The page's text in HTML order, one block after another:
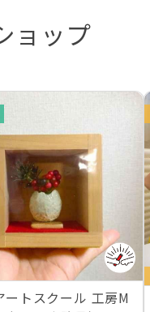
ョップ
ートスクール 工房M